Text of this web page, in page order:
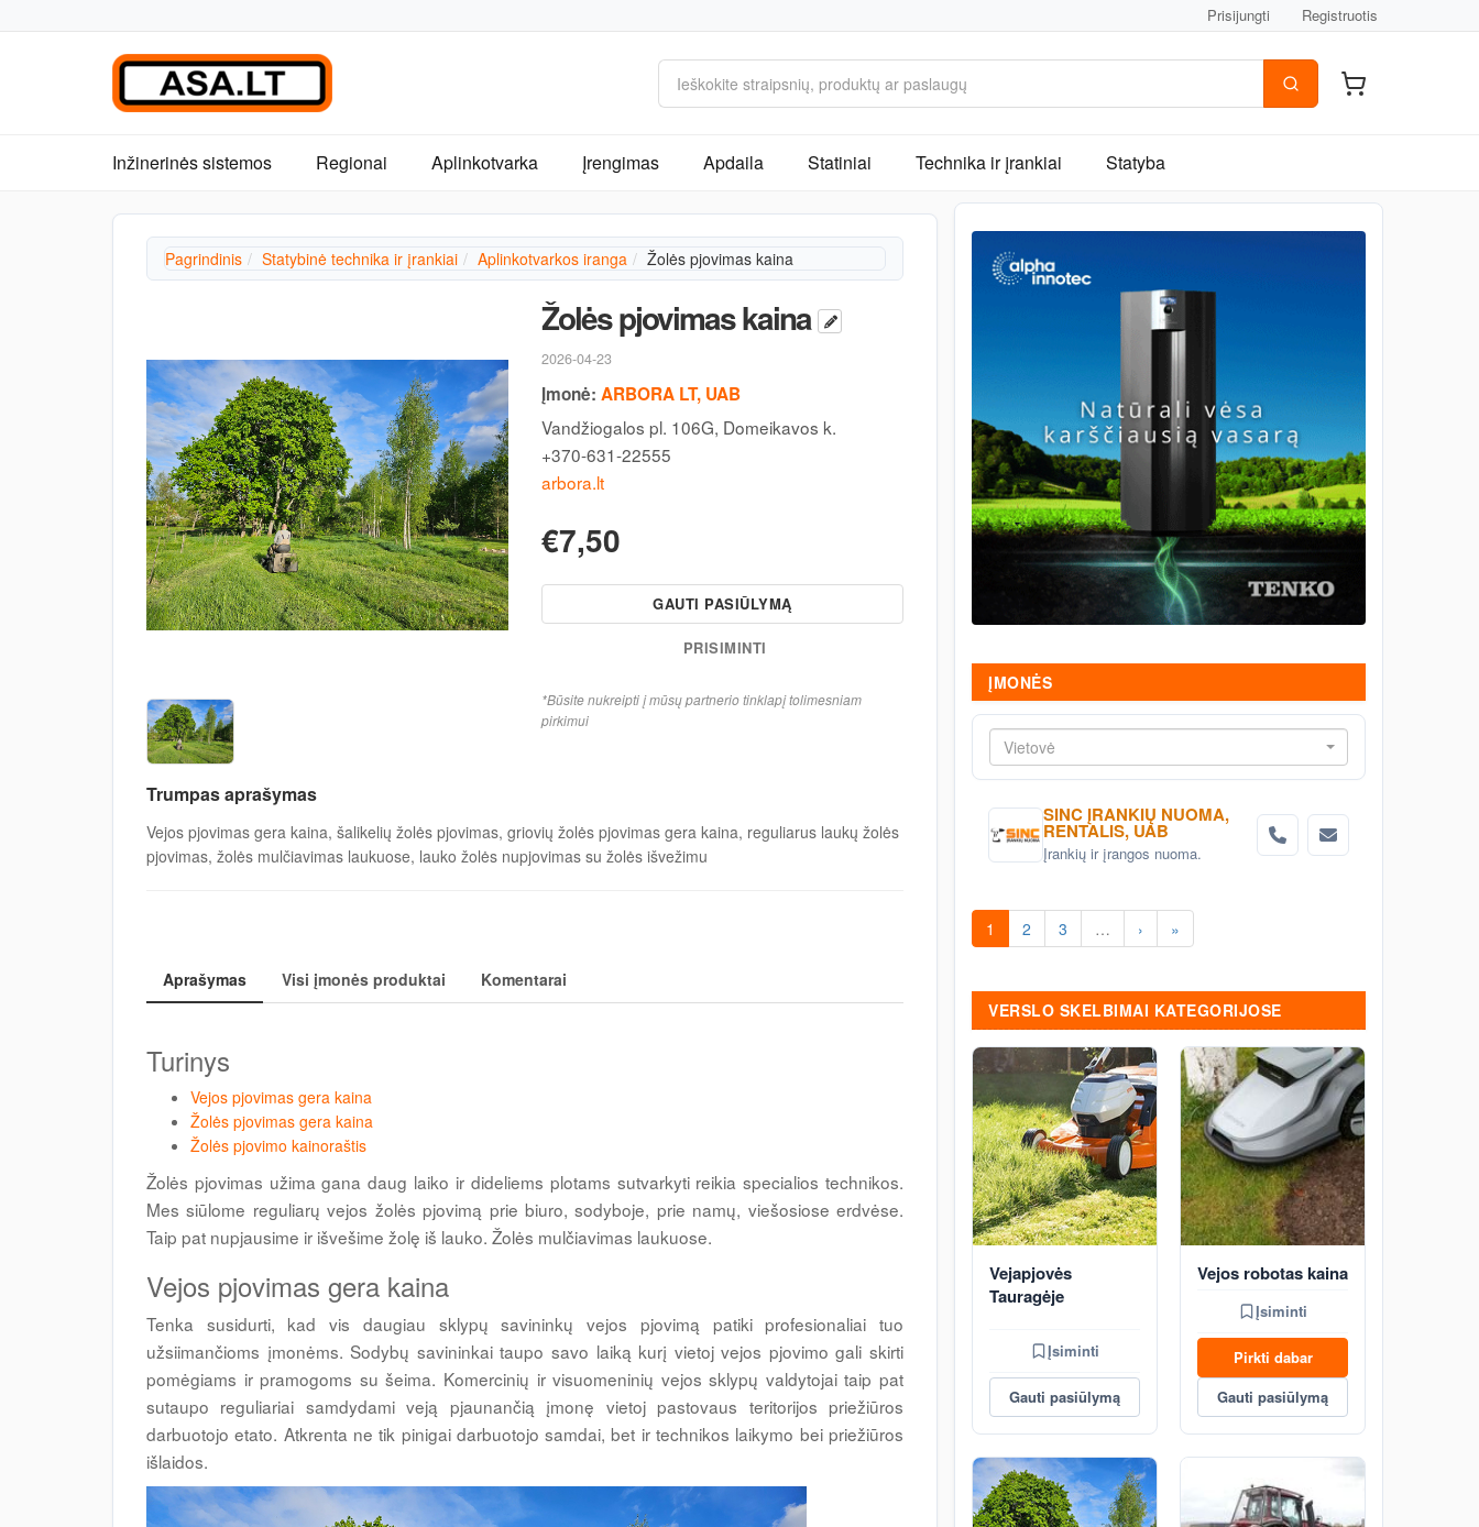
Prisijungti Registruotis
Inžinerinės sistemos Regionai Aplinkotvarka Įrengimas Apdaila Statiniai Technika ir įrankiai Statyba
Pagrindinis Statybinė technika ir įrankiai Aplinkotvarkos iranga Žolės pjovimas kaina
Žolės pjovimas kaina
2026-04-23
Įmonė: ARBORA LT, UAB
Vandžiogalos pl. 106G, Domeikavos k.
+370-631-22555
arbora.lt
€7,50
GAUTI PASIŪLYMĄ
PRISIMINTI
*Būsite nukreipti į mūsų partnerio tinklapį tolimesniam
pirkimui
Trumpas aprašymas
Vejos pjovimas gera kaina, šalikelių žolės pjovimas, griovių žolės pjovimas gera kaina, reguliarus laukų žolės
pjovimas, žolės mulčiavimas laukuose, lauko žolės nupjovimas su žolės išvežimu
Aprašymas Visi įmonės produktai Komentarai
Turinys
Vejos pjovimas gera kaina
Žolės pjovimas gera kaina
Žolės pjovimo kainoraštis
Žolės pjovimas užima gana daug laiko ir dideliems plotams sutvarkyti reikia specialios technikos.
Mes siūlome reguliarų vejos žolės pjovimą prie biuro, sodyboje, prie namų, viešosiose erdvėse.
Taip pat nupjausime ir išvešime žolę iš lauko. Žolės mulčiavimas laukuose.
Vejos pjovimas gera kaina
Tenka susidurti, kad vis daugiau sklypų savininkų vejos pjovimą patiki profesionaliai tuo
užsiimančioms įmonėms. Sodybų savininkai taupo savo laiką kurį vietoj vejos pjovimo gali skirti
pomėgiams ir pramogoms su šeima. Komercinių ir visuomeninių vejos sklypų valdytojai taip pat
sutaupo reguliariai samdydami veją pjaunančią įmonę vietoj pastovaus teritorijos priežiūros
darbuotojo etato. Atkrenta ne tik pinigai darbuotojo samdai, bet ir technikos laikymo bei priežiūros
išlaidos.
ĮMONĖS
Vietovė
SINC ĮRANKIŲ NUOMA,
RENTALIS, UAB
Įrankių ir įrangos nuoma.
1 2 3 … › »
VERSLO SKELBIMAI KATEGORIJOSE
Vejapjovės
Tauragėje
Įsiminti
Gauti pasiūlymą
Vejos robotas kaina
Įsiminti
Pirkti dabar
Gauti pasiūlymą